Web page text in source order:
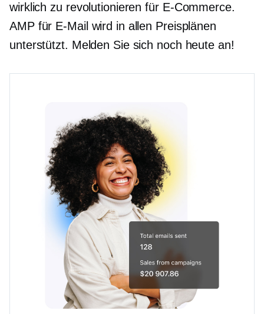
wirklich zu revolutionieren für E-Commerce.
AMP für E-Mail wird in allen Preisplänen
unterstützt. Melden Sie sich noch heute an!